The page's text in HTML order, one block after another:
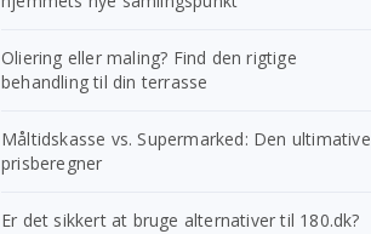
Oliering eller maling? Find den rigtige
behandling til din terrasse
Måltidskasse vs. Supermarked: Den ultimative
prisberegner
Er det sikkert at bruge alternativer til 180.dk?